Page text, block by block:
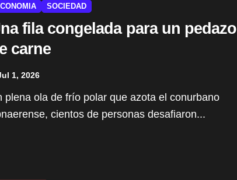
SOCIEDAD
fila congelada para un pedazo
carne
1, 2026
cientos de personas desafiaron...